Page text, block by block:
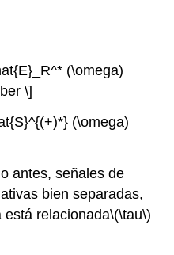
(\omega)
\]
(\omega)
antes, señales de
bien separadas,
está relacionada\(\tau\)